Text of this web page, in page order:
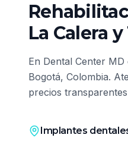
La Calera
En Dental Center MD
Bogotá, Colombia.
precios
Implantes